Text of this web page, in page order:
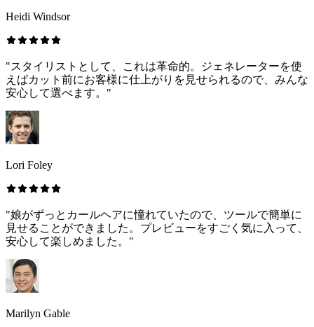
Heidi Windsor
"スタイリストとして、これは革命的。ジェネレーターを使
えばカット前にお客様に仕上がりを見せられるので、みんな
安心して選べます。"
Lori Foley
"娘がずっとカールヘアに憧れていたので、ツールで簡単に
見せることができました。プレビューをすごく気に入って、
安心して楽しめました。"
Marilyn Gable